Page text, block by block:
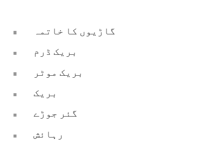
گاڑیوں کا خاتمہ
بریک ڈرم
بریک موٹر
بریک
گئر جوڑے
رہائش